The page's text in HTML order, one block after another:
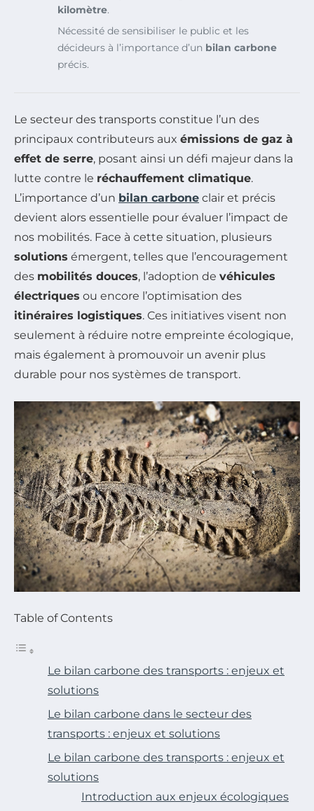
kilomètre.
Nécessité de sensibiliser le public et les
décideurs à l’importance d’un bilan carbone
précis.
Le secteur des transports constitue l’un des
principaux contributeurs aux émissions de gaz à
effet de serre, posant ainsi un défi majeur dans la
lutte contre le réchauffement climatique.
L’importance d’un bilan carbone clair et précis
devient alors essentielle pour évaluer l’impact de
nos mobilités. Face à cette situation, plusieurs
solutions émergent, telles que l’encouragement
des mobilités douces, l’adoption de véhicules
électriques ou encore l’optimisation des
itinéraires logistiques. Ces initiatives visent non
seulement à réduire notre empreinte écologique,
mais également à promouvoir un avenir plus
durable pour nos systèmes de transport.
Table of Contents
Le bilan carbone des transports : enjeux et
solutions
Le bilan carbone dans le secteur des
transports : enjeux et solutions
Le bilan carbone des transports : enjeux et
solutions
Introduction aux enjeux écologiques